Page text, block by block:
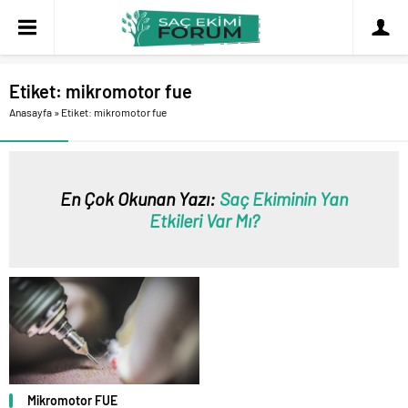
Etiket: mikromotor fue
Anasayfa » Etiket: mikromotor fue
En Çok Okunan Yazı: Saç Ekiminin Yan
Etkileri Var Mı?
Mikromotor FUE